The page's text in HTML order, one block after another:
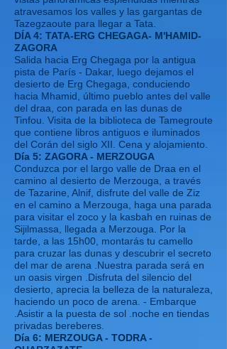
atravesamos los valles y las gargantas de
Tazegzaoute para llegar a Tata.
DÍA 4: TATA-ERG CHEGAGA- M'HAMID-
ZAGORA
Salida hacia Erg Chegaga por la antigua
pista de París - Dakar, luego dejamos el
desierto de Erg Chegaga, conduciendo
hacia Mhamid, último pueblo antes del valle
del draa, con parada en las dunas de
Tinfou. Visita de la biblioteca de Tamegroute
que contiene libros antiguos e iluminados
del Corán del siglo XII. Cena y alojamiento.
Día 5: ZAGORA - MERZOUGA
Conduzca por el largo valle de Draa en el
camino al desierto de Merzouga, a través
de Tazarine, Alnif, disfrute del valle de Ziz
en el camino a Merzouga, haga una parada
para visitar el zoco y la kasbah en ruinas de
Sijilmassa, llegada a Merzouga. Por la
tarde, a las 15h00, montarás tu camello
para cruzar las dunas y descubrir el secreto
del mar de arena .Nuestra parada será en
un oasis virgen .Disfruta del silencio del
desierto, aprecia la belleza de la naturaleza,
haciendo un poco de arena. - Embarque
.Asistir a la puesta de sol .noche en tiendas
privadas bereberes.
Día 6: MERZOUGA - TODRA -